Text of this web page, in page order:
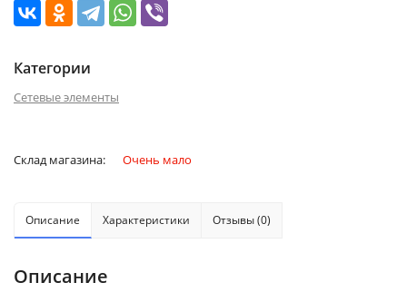
Категории
Сетевые элементы
Склад магазина: Очень мало
Описание Характеристики Отзывы (0)
Описание